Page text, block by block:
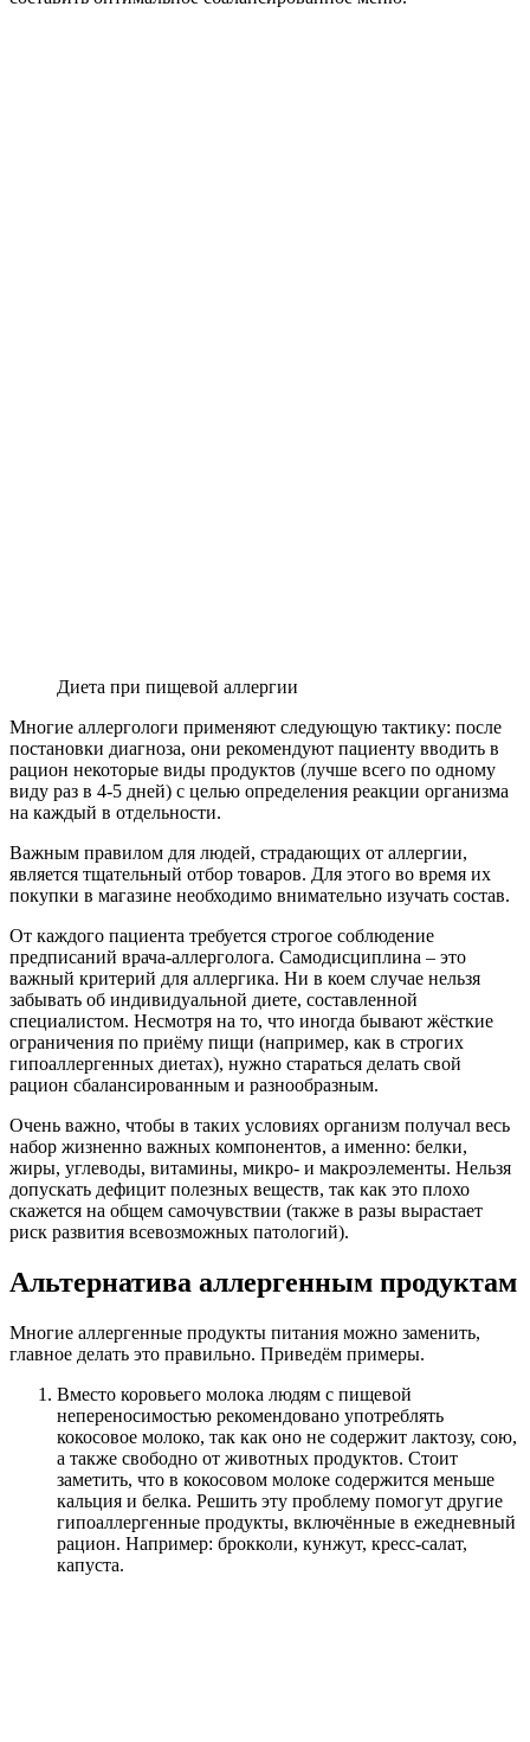
Диета при пищевой аллергии
Многие аллергологи применяют следующую тактику: после
постановки диагноза, они рекомендуют пациенту вводить в
рацион некоторые виды продуктов (лучше всего по одному
виду раз в 4-5 дней) с целью определения реакции организма
на каждый в отдельности.
Важным правилом для людей, страдающих от аллергии,
является тщательный отбор товаров. Для этого во время их
покупки в магазине необходимо внимательно изучать состав.
От каждого пациента требуется строгое соблюдение
предписаний врача-аллерголога. Самодисциплина – это
важный критерий для аллергика. Ни в коем случае нельзя
забывать об индивидуальной диете, составленной
специалистом. Несмотря на то, что иногда бывают жёсткие
ограничения по приёму пищи (например, как в строгих
гипоаллергенных диетах), нужно стараться делать свой
рацион сбалансированным и разнообразным.
Очень важно, чтобы в таких условиях организм получал весь
набор жизненно важных компонентов, а именно: белки,
жиры, углеводы, витамины, микро- и макроэлементы. Нельзя
допускать дефицит полезных веществ, так как это плохо
скажется на общем самочувствии (также в разы вырастает
риск развития всевозможных патологий).
Альтернатива аллергенным продуктам
Многие аллергенные продукты питания можно заменить,
главное делать это правильно. Приведём примеры.
Вместо коровьего молока людям с пищевой
непереносимостью рекомендовано употреблять
кокосовое молоко, так как оно не содержит лактозу, сою,
а также свободно от животных продуктов. Стоит
заметить, что в кокосовом молоке содержится меньше
кальция и белка. Решить эту проблему помогут другие
гипоаллергенные продукты, включённые в ежедневный
рацион. Например: брокколи, кунжут, кресс-салат,
капуста.